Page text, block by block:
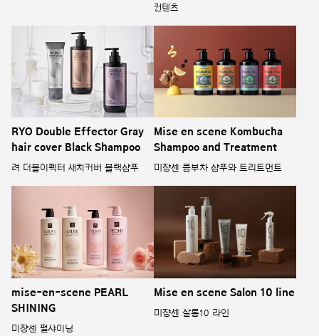
컨텐츠
RYO Double Effector Gray
hair cover Black Shampoo
려 더블이펙터 새치커버 블랙샴푸
Mise en scene Kombucha
Shampoo and Treatment
미쟝센 콤부차 샴푸와 트리트먼트
mise-en-scene PEARL
SHINING
미쟝센 펄샤이닝
Mise en scene Salon 10 line
미쟝센 살롱10 라인